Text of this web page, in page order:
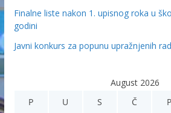
Finalne liste nakon 1. upisnog roka u
godini
Javni konkurs za popunu upražnjenih
August 2026
P
U S Č P